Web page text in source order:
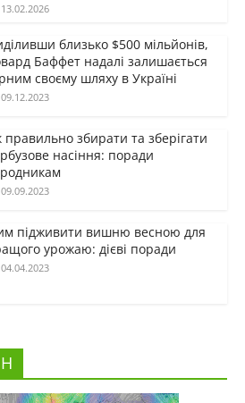
13.02.2026
близько $500 мільйонів,
Баффет надалі залишається
своєму шляху в Україні
09.12.2023
правильно збирати та зберігати
насіння: поради
09.09.2023
підживити вишню весною для
урожаю: дієві поради
04.04.2023